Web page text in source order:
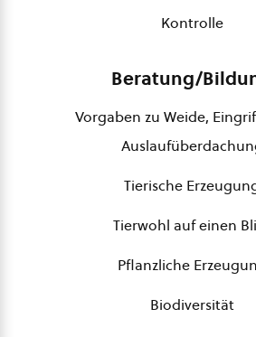
Kontrolle
Beratung/
Vorgaben zu Weide,
Tierische
Tierwohl auf einen
Pflanzliche
Biodiversität